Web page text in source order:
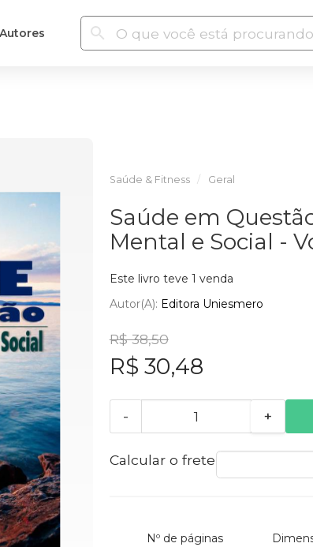
Autores
Saúde & Fitness Geral
Saúde em
Mental e Social -
Este livro teve 1 venda
Autor(a): Editora Uniesmero
R$ 38,50
R$ 30,48
- +
Calcular o frete
Nº de páginas